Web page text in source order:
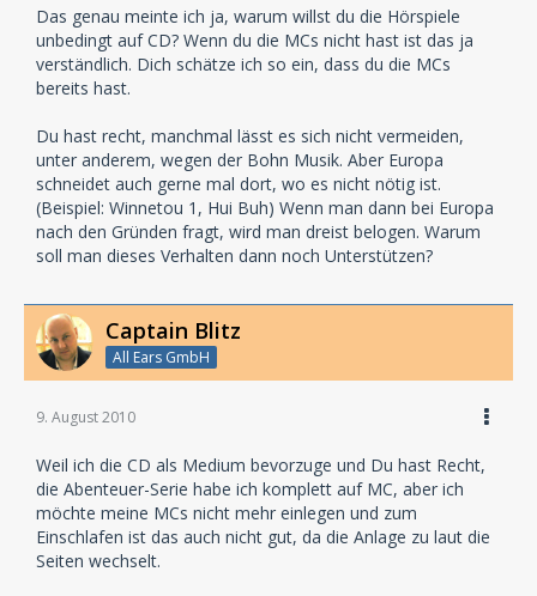
Das genau meinte ich ja, warum willst du die Hörspiele
unbedingt auf CD? Wenn du die MCs nicht hast ist das ja
verständlich. Dich schätze ich so ein, dass du die MCs
bereits hast.
Du hast recht, manchmal lässt es sich nicht vermeiden,
unter anderem, wegen der Bohn Musik. Aber Europa
schneidet auch gerne mal dort, wo es nicht nötig ist.
(Beispiel: Winnetou 1, Hui Buh) Wenn man dann bei Europa
nach den Gründen fragt, wird man dreist belogen. Warum
soll man dieses Verhalten dann noch Unterstützen?
Captain Blitz
All Ears GmbH
9. August 2010
Weil ich die CD als Medium bevorzuge und Du hast Recht,
die Abenteuer-Serie habe ich komplett auf MC, aber ich
möchte meine MCs nicht mehr einlegen und zum
Einschlafen ist das auch nicht gut, da die Anlage zu laut die
Seiten wechselt.